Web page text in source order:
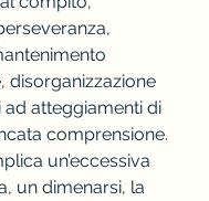
disorganizzazione
atteggiamenti di
comprensione.
un’eccessiva
un dimenarsi, la